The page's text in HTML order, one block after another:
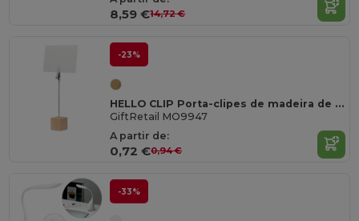
8,59 €14,72 €
-23%
HELLO CLIP Porta-clipes de madeira de pinh
GiftRetail MO9947
A partir de:
0,72 €0,94 €
-33%